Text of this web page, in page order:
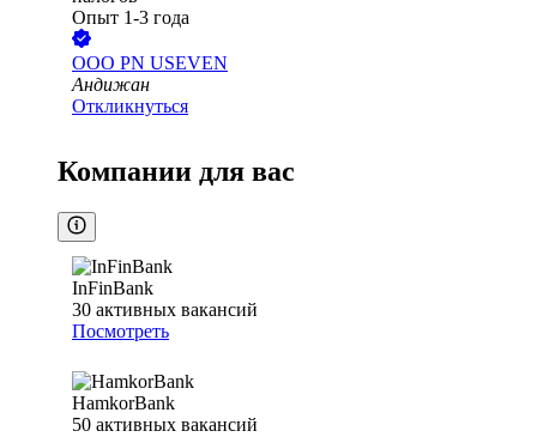
Опыт 1-3 года
ООО PN USEVEN
Андижан
Откликнуться
Компании для вас
InFinBank
30 активных вакансий
Посмотреть
HamkorBank
50 активных вакансий